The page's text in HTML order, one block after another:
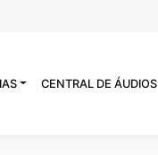
CENTRAL DE ÁUDIOS